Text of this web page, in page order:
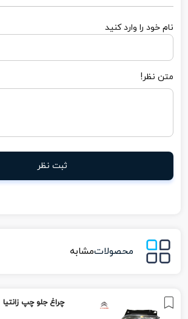
نام خود را وارد کنید
متن نظر!
ثبت نظر
محصولاتمشابه
چراغ جلو چپ زانتیا